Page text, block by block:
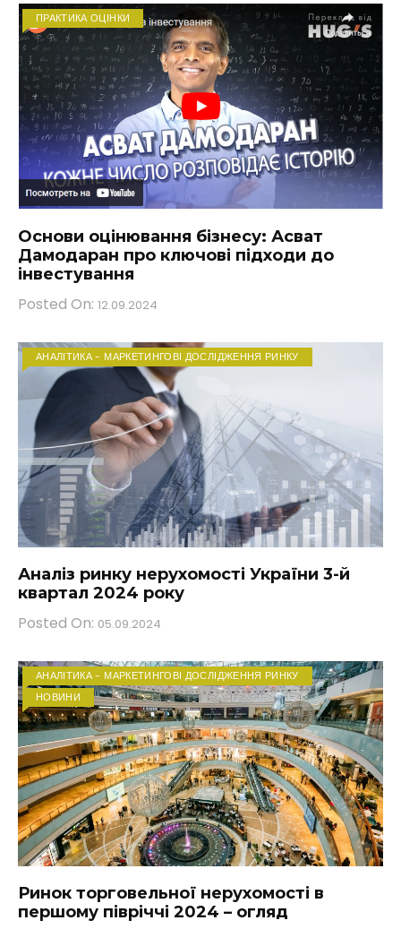
ПРАКТИКА ОЦІНКИ
Основи оцінювання бізнесу: Асват
Дамодаран про ключові підходи до
інвестування
Posted On: 12.09.2024
АНАЛІТИКА - МАРКЕТИНГОВІ ДОСЛІДЖЕННЯ РИНКУ
Аналіз ринку нерухомості України 3-й
квартал 2024 року
Posted On: 05.09.2024
АНАЛІТИКА - МАРКЕТИНГОВІ ДОСЛІДЖЕННЯ РИНКУ
НОВИНИ
Ринок торговельної нерухомості в
першому півріччі 2024 – огляд